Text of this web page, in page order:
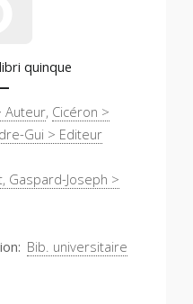
quinque
Auteur, Cicéron >
Gui > Editeur
Gaspard-Joseph >
Bib. universitaire